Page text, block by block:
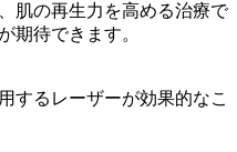
肌の再生力を高める治療で
期待できます。
するレーザーが効果的なこ